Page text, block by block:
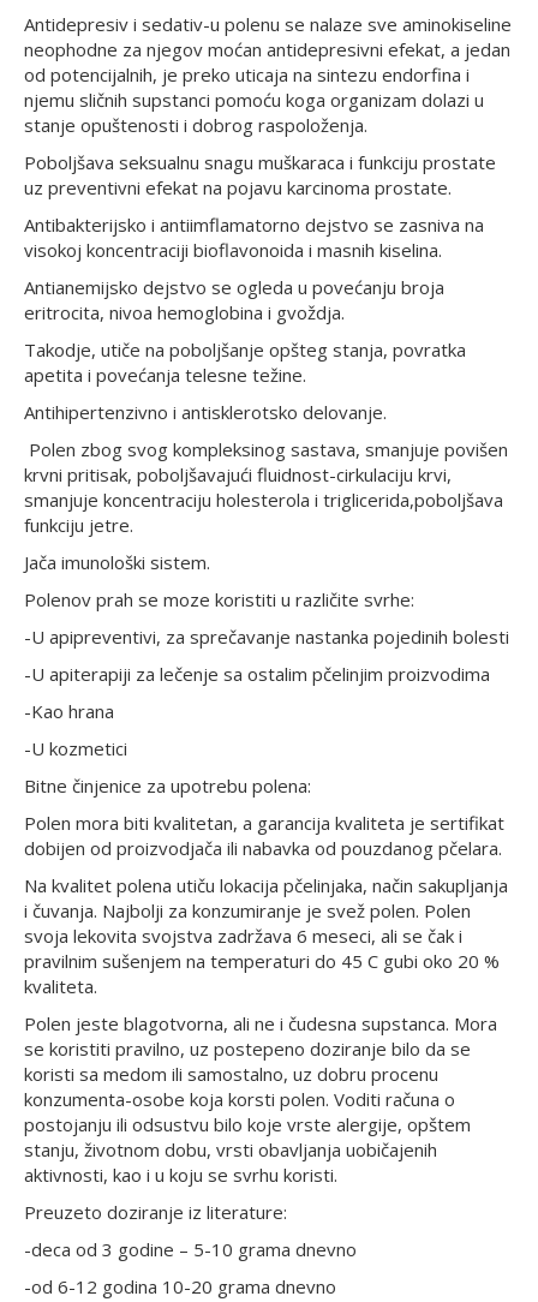
Antidepresiv i sedativ-u polenu se nalaze sve aminokiseline
neophodne za njegov moćan antidepresivni efekat, a jedan
od potencijalnih, je preko uticaja na sintezu endorfina i
njemu sličnih supstanci pomoću koga organizam dolazi u
stanje opuštenosti i dobrog raspoloženja.
Poboljšava seksualnu snagu muškaraca i funkciju prostate
uz preventivni efekat na pojavu karcinoma prostate.
Antibakterijsko i antiimflamatorno dejstvo se zasniva na
visokoj koncentraciji bioflavonoida i masnih kiselina.
Antianemijsko dejstvo se ogleda u povećanju broja
eritrocita, nivoa hemoglobina i gvoždja.
Takodje, utiče na poboljšanje opšteg stanja, povratka
apetita i povećanja telesne težine.
Antihipertenzivno i antisklerotsko delovanje.
Polen zbog svog kompleksinog sastava, smanjuje povišen
krvni pritisak, poboljšavajući fluidnost-cirkulaciju krvi,
smanjuje koncentraciju holesterola i triglicerida,poboljšava
funkciju jetre.
Jača imunološki sistem.
Polenov prah se moze koristiti u različite svrhe:
-U apipreventivi, za sprečavanje nastanka pojedinih bolesti
-U apiterapiji za lečenje sa ostalim pčelinjim proizvodima
-Kao hrana
-U kozmetici
Bitne činjenice za upotrebu polena:
Polen mora biti kvalitetan, a garancija kvaliteta je sertifikat
dobijen od proizvodjača ili nabavka od pouzdanog pčelara.
Na kvalitet polena utiču lokacija pčelinjaka, način sakupljanja
i čuvanja. Najbolji za konzumiranje je svež polen. Polen
svoja lekovita svojstva zadržava 6 meseci, ali se čak i
pravilnim sušenjem na temperaturi do 45 C gubi oko 20 %
kvaliteta.
Polen jeste blagotvorna, ali ne i čudesna supstanca. Mora
se koristiti pravilno, uz postepeno doziranje bilo da se
koristi sa medom ili samostalno, uz dobru procenu
konzumenta-osobe koja korsti polen. Voditi računa o
postojanju ili odsustvu bilo koje vrste alergije, opštem
stanju, životnom dobu, vrsti obavljanja uobičajenih
aktivnosti, kao i u koju se svrhu koristi.
Preuzeto doziranje iz literature:
-deca od 3 godine – 5-10 grama dnevno
-od 6-12 godina 10-20 grama dnevno